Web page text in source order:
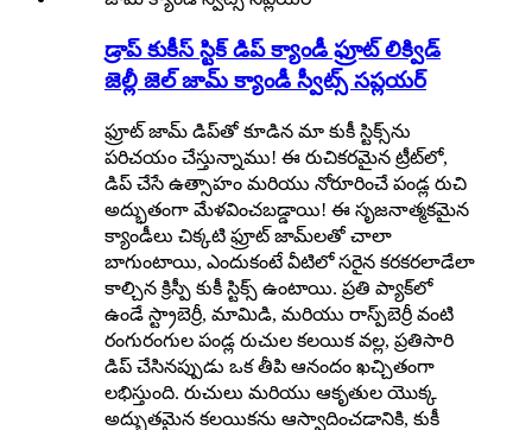
డ్రాప్ కుకీస్ స్టిక్ డిప్ క్యాండీ ఫ్రూట్ లిక్విడ్
జెల్లీ జెల్ జామ్ క్యాండీ స్వీట్స్ సప్లయర్
ఫ్రూట్ జామ్ డిప్‌తో కూడిన మా కుకీ స్టిక్స్‌ను
పరిచయం చేస్తున్నాము! ఈ రుచికరమైన ట్రీట్‌లో,
డిప్ చేసే ఉత్సాహం మరియు నోరూరించే పండ్ల రుచి
అద్భుతంగా మేళవించబడ్డాయి! ఈ సృజనాత్మకమైన
క్యాండీలు చిక్కటి ఫ్రూట్ జామ్‌లతో చాలా
బాగుంటాయి, ఎందుకంటే వీటిలో సరైన కరకరలాడేలా
కాల్చిన క్రిస్పీ కుకీ స్టిక్స్ ఉంటాయి. ప్రతి ప్యాక్‌లో
ఉండే స్ట్రాబెర్రీ, మామిడి, మరియు రాస్ప్‌బెర్రీ వంటి
రంగురంగుల పండ్ల రుచుల కలయిక వల్ల, ప్రతిసారి
డిప్ చేసినప్పుడు ఒక తీపి ఆనందం ఖచ్చితంగా
లభిస్తుంది. రుచులు మరియు ఆకృతుల యొక్క
అద్భుతమైన కలయికను ఆస్వాదించడానికి, కుకీ